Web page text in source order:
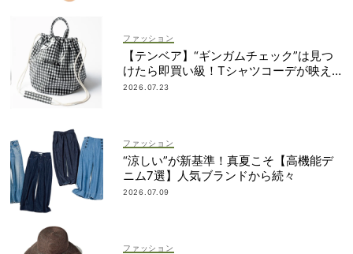
ファッション
【テンベア】“ギンガムチェック”は見つ
けたら即買い級！Tシャツコーデが映え
る「夏の相棒バッグ」3選
2026.07.23
ファッション
“涼しい”が新基準！真夏こそ【高機能デ
ニム7選】人気ブランドから続々
2026.07.09
ファッション